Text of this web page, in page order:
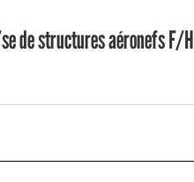
de structures aéronefs F/H